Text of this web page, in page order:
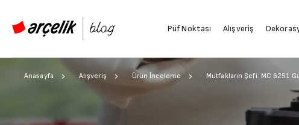
Püf Noktası Alışveriş
Anasayfa Alışveriş Ürün İnceleme Mutfakların Şefi: MC 6251